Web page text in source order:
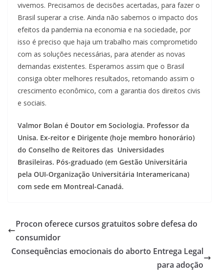
vivemos. Precisamos de decisões acertadas, para fazer o
Brasil superar a crise. Ainda não sabemos o impacto dos
efeitos da pandemia na economia e na sociedade, por
isso é preciso que haja um trabalho mais comprometido
com as soluções necessárias, para atender as novas
demandas existentes. Esperamos assim que o Brasil
consiga obter melhores resultados, retomando assim o
crescimento econômico, com a garantia dos direitos civis
e sociais.
Valmor Bolan é Doutor em Sociologia. Professor da
Unisa. Ex-reitor e Dirigente (hoje membro honorário)
do Conselho de Reitores das Universidades
Brasileiras. Pós-graduado (em Gestão Universitária
pela OUI-Organização Universitária Interamericana)
com sede em Montreal-Canadá.
Procon oferece cursos gratuitos sobre defesa do
consumidor
Consequências emocionais do aborto Entrega Legal
para adoção